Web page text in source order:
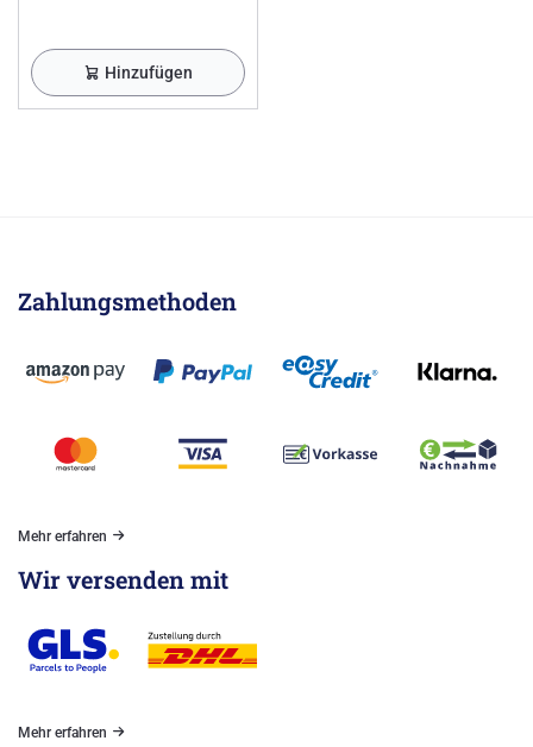
Hinzufügen
Zahlungsmethoden
Mehr erfahren
Wir versenden mit
Mehr erfahren